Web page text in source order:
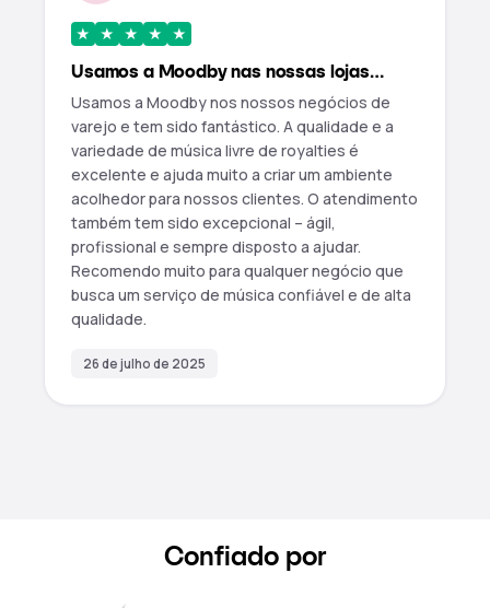
★ ★ ★ ★ ★
Usamos a Moodby nas nossas lojas…
Usamos a Moodby nos nossos negócios de
varejo e tem sido fantástico. A qualidade e a
variedade de música livre de royalties é
excelente e ajuda muito a criar um ambiente
acolhedor para nossos clientes. O atendimento
também tem sido excepcional – ágil,
profissional e sempre disposto a ajudar.
Recomendo muito para qualquer negócio que
busca um serviço de música confiável e de alta
qualidade.
26 de julho de 2025
Confiado por